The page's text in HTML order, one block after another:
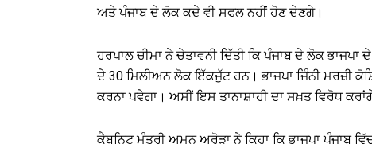
ਅਤੇ ਪੰਜਾਬ ਦੇ ਲੋਕ ਕਦੇ ਵੀ ਸਫਲ ਨਹੀਂ ਹੋਣ ਦੇਣਗੇ।
ਹਰਪਾਲ ਚੀਮਾ ਨੇ ਚੇਤਾਵਨੀ ਦਿੱਤੀ ਕਿ ਪੰਜਾਬ ਦੇ ਲੋਕ
ਦੇ 30 ਮਿਲੀਅਨ ਲੋਕ ਇੱਕਜੁੱਟ ਹਨ। ਭਾਜਪਾ ਜਿੰਨੀ ਮਰਜ਼ੀ
ਕਰਨਾ ਪਵੇਗਾ। ਅਸੀਂ ਇਸ ਤਾਨਾਸ਼ਾਹੀ ਦਾ ਸਖ਼ਤ ਵਿਰੋਧ
ਕੈਬਨਿਟ ਮੰਤਰੀ ਅਮਨ ਅਰੋੜਾ ਨੇ ਕਿਹਾ ਕਿ ਭਾਜਪਾ ਪੰਜਾਬ